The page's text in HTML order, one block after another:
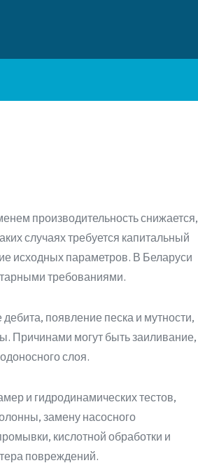
производительность снижается,
случаях требуется капитальный
исходных параметров. В Беларуси
требованиями.
появление песка и мутности,
Причинами могут быть заиливание,
слоя.
и гидродинамических тестов,
замену насосного
кислотной обработки и
повреждений.